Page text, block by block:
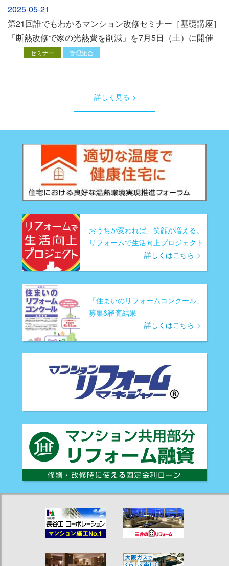
2025-05-21
第21回誰でもわかるマンション改修セミナー［基礎講座］
「断熱改修で家の光熱費を削減」を7月5日（土）に開催
セミナー 管理組合
詳しく見る
おうちが変われば、笑顔が増える。
リフォームで生活向上プロジェクト
詳しくはこちら
「住まいのリフォームコンクール」
募集&審査結果
詳しくはこちら